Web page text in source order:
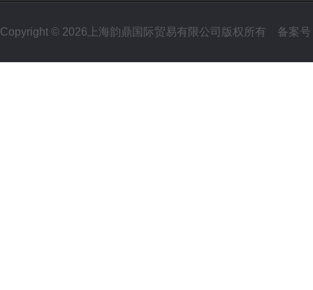
Copyright © 2026上海韵鼎国际贸易有限公司版权所有 备案